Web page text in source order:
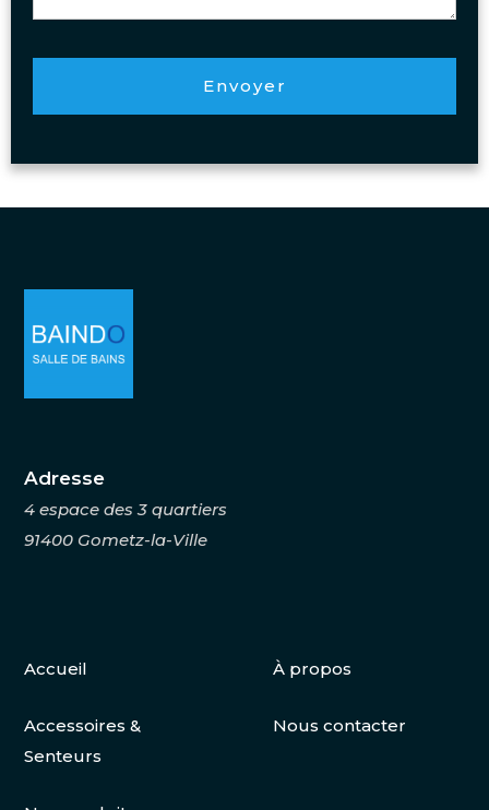
Adresse
4 espace des 3 quartiers
91400 Gometz-la-Ville
Accueil
Accessoires &
Senteurs
À propos
Nous contacter